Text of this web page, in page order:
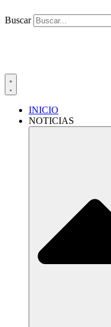
Buscar
INICIO
NOTICIAS